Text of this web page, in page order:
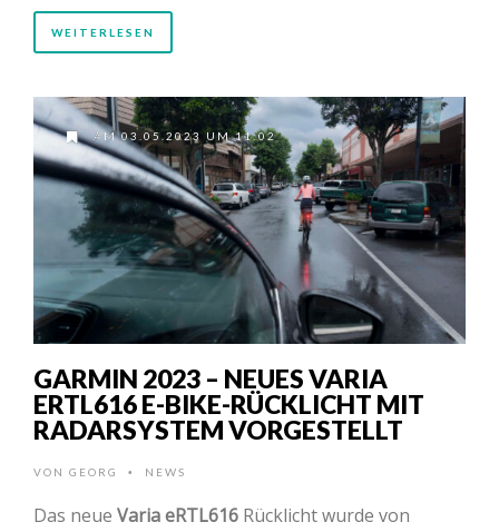
WEITERLESEN
AM 03.05.2023 UM 11:02
GARMIN 2023 – NEUES VARIA
ERTL616 E-BIKE-RÜCKLICHT MIT
RADARSYSTEM VORGESTELLT
VON GEORG • NEWS
Das neue Varia eRTL616 Rücklicht wurde von